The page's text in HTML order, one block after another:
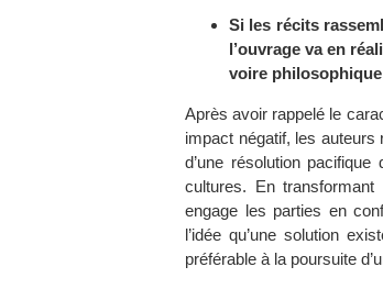
Si les récits
l’ouvrage va en
voire
Après avoir rappelé le
impact négatif, les auteurs
d’une résolution
cultures. En transformant
engage les parties en
l’idée qu’une solution
préférable à la poursuite